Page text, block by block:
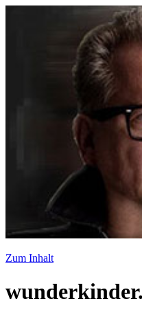
Zum Inhalt